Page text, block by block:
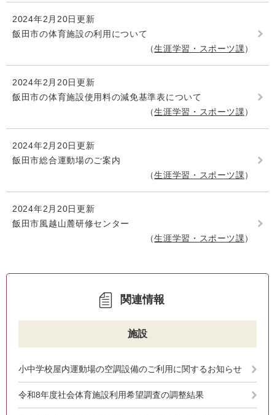
2024年2月20日更新
飯田市の体育施設の利用について
生涯学習・スポーツ課
2024年2月20日更新
飯田市の体育施設使用料の減免基準表について
生涯学習・スポーツ課
2024年2月20日更新
飯田市総合運動場のご案内
生涯学習・スポーツ課
2024年2月20日更新
飯田市風越山麓研修センター
生涯学習・スポーツ課
関連情報
施設
小中学校屋内運動場の空調設備のご利用に関するお知らせ
令和8年度社会体育施設利用希望調査の調整結果